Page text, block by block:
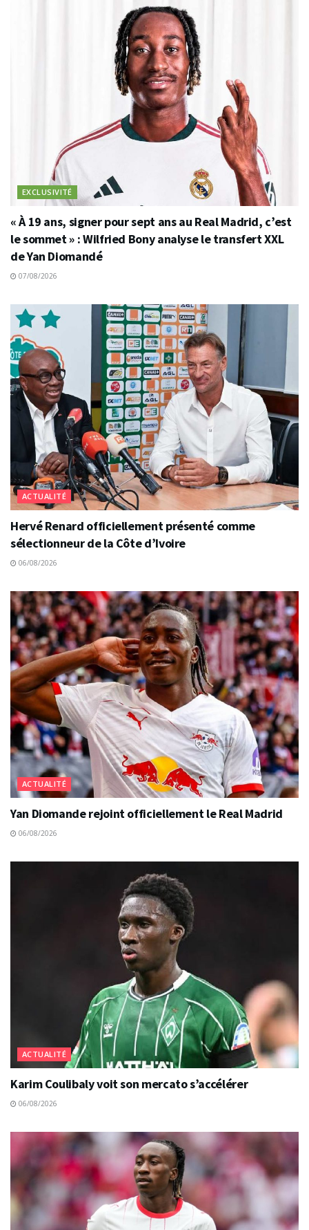
EXCLUSIVITÉ
« À 19 ans, signer pour sept ans au Real Madrid, c’est
le sommet » : Wilfried Bony analyse le transfert XXL
de Yan Diomandé
07/08/2026
ACTUALITÉ
Hervé Renard officiellement présenté comme
sélectionneur de la Côte d’Ivoire
06/08/2026
ACTUALITÉ
Yan Diomande rejoint officiellement le Real Madrid
06/08/2026
ACTUALITÉ
Karim Coulibaly voit son mercato s’accélérer
06/08/2026